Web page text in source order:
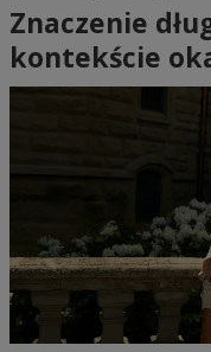
Znaczenie
kontekście